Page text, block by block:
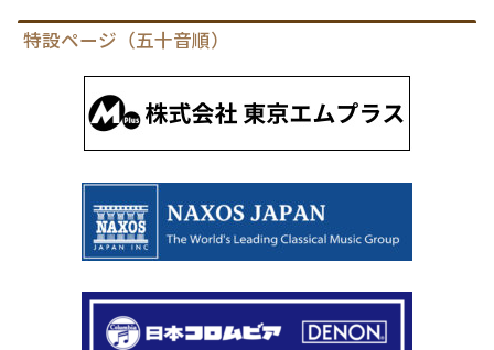
特設ページ（五十音順）